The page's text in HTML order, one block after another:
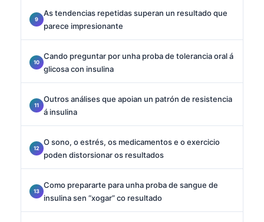
As tendencias repetidas superan un resultado que
parece impresionante
Cando preguntar por unha proba de tolerancia oral á
glicosa con insulina
Outros análises que apoian un patrón de resistencia
á insulina
O sono, o estrés, os medicamentos e o exercicio
poden distorsionar os resultados
Como prepararte para unha proba de sangue de
insulina sen “xogar” co resultado